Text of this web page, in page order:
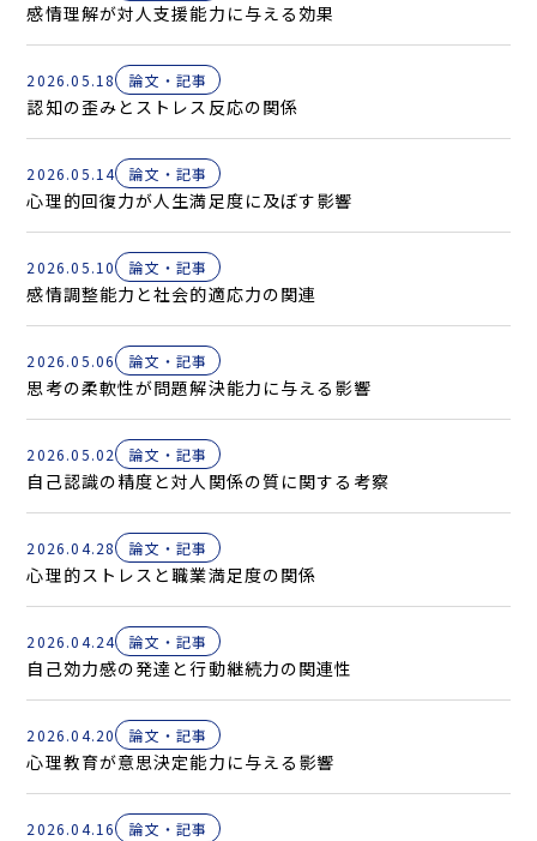
感情理解が対人支援能力に与える効果
2026.05.18 論文・記事
認知の歪みとストレス反応の関係
2026.05.14 論文・記事
心理的回復力が人生満足度に及ぼす影響
2026.05.10 論文・記事
感情調整能力と社会的適応力の関連
2026.05.06 論文・記事
思考の柔軟性が問題解決能力に与える影響
2026.05.02 論文・記事
自己認識の精度と対人関係の質に関する考察
2026.04.28 論文・記事
心理的ストレスと職業満足度の関係
2026.04.24 論文・記事
自己効力感の発達と行動継続力の関連性
2026.04.20 論文・記事
心理教育が意思決定能力に与える影響
2026.04.16 論文・記事